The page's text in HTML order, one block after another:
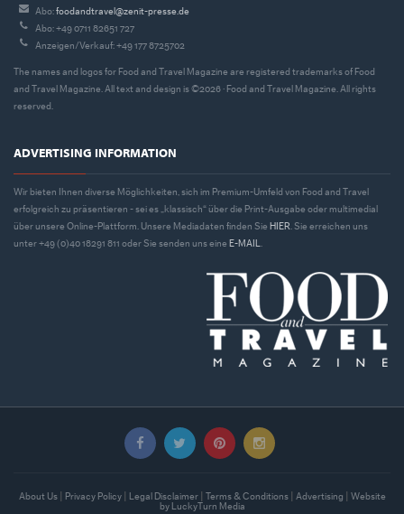
Abo:foodandtravel@zenit-presse.de
Abo: +49 0711 82651 727
Anzeigen/Verkauf: +49 177 8725702
The names and logos for Food and Travel Magazine are registered trademarks of Food
and Travel Magazine. All text and design is ©2026 · Food and Travel Magazine. All rights
reserved.
ADVERTISING INFORMATION
Wir bieten Ihnen diverse Möglichkeiten, sich im Premium-Umfeld von Food and Travel
erfolgreich zu präsentieren - sei es „klassisch“ über die Print-Ausgabe oder multimedial
über unsere Online-Plattform. Unsere Mediadaten finden Sie HIER. Sie erreichen uns
unter +49 (0)40 18291 811 oder Sie senden uns eine E-MAIL.
About Us| Privacy Policy| Legal Disclaimer| Terms & Conditions| Advertising
Website
by LuckyTurn Media